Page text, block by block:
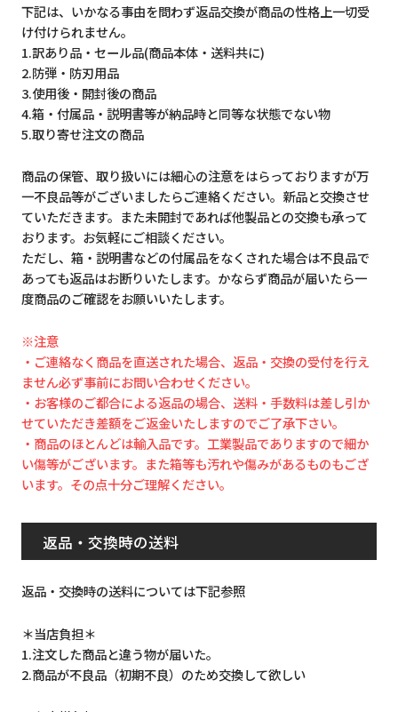
下記は、いかなる事由を問わず返品交換が商品の性格上一切受
け付けられません。
1.訳あり品・セール品(商品本体・送料共に)
2.防弾・防刃用品
3.使用後・開封後の商品
4.箱・付属品・説明書等が納品時と同等な状態でない物
5.取り寄せ注文の商品
商品の保管、取り扱いには細心の注意をはらっておりますが万
一不良品等がございましたらご連絡ください。新品と交換させ
ていただきます。また未開封であれば他製品との交換も承って
おります。お気軽にご相談ください。
ただし、箱・説明書などの付属品をなくされた場合は不良品で
あっても返品はお断りいたします。かならず商品が届いたら一
度商品のご確認をお願いいたします。
※注意
・ご連絡なく商品を直送された場合、返品・交換の受付を行え
ません必ず事前にお問い合わせください。
・お客様のご都合による返品の場合、送料・手数料は差し引か
せていただき差額をご返金いたしますのでご了承下さい。
・商品のほとんどは輸入品です。工業製品でありますので細か
い傷等がございます。また箱等も汚れや傷みがあるものもござ
います。その点十分ご理解ください。
返品・交換時の送料
返品・交換時の送料については下記参照
＊当店負担＊
1.注文した商品と違う物が届いた。
2.商品が不良品（初期不良）のため交換して欲しい